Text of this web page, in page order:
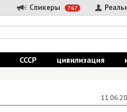
Спикеры 767
СССР цивилизация